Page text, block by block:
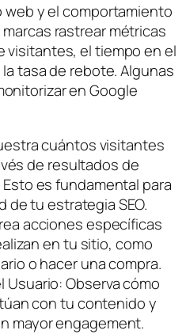
web y el comportamiento
rastrear métricas
visitantes, el tiempo en el
tasa de rebote. Algunas
en Google
cuántos visitantes
de resultados de
es fundamental para
de tu estrategia SEO.
acciones específicas
en tu sitio, como
o hacer una compra.
Observa cómo
con tu contenido y
mayor engagement.